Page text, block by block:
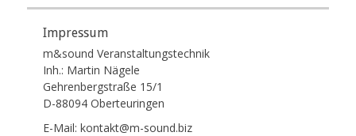
Impressum
m&sound Veranstaltungstechnik
Inh.: Martin Nägele
Gehrenbergstraße 15/1
D-88094 Oberteuringen
E-Mail: kontakt@m-sound.biz